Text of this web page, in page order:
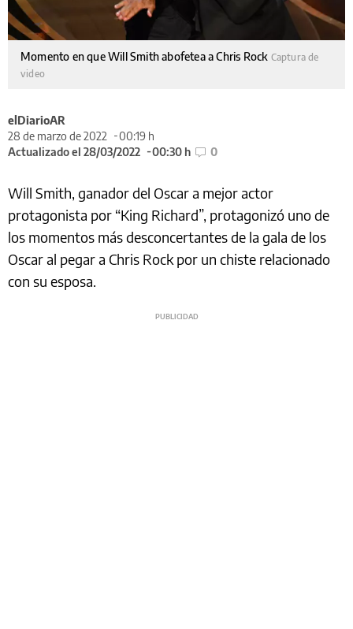
Momento en que Will Smith abofetea a Chris Rock Captura de
video
elDiarioAR
28 de marzo de 2022
00:19 h
Actualizado el 28/03/2022
00:30 h 0
Will Smith, ganador del Oscar a mejor actor
protagonista por “King Richard”, protagonizó uno de
los momentos más desconcertantes de la gala de los
Oscar al pegar a Chris Rock por un chiste relacionado
con su esposa.